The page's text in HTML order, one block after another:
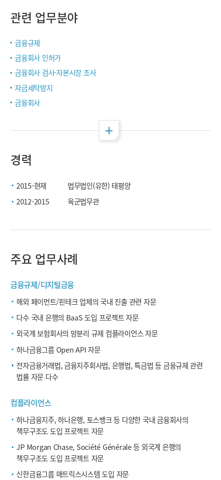
관련 업무분야
금융규제
금융회사 인허가
금융회사 검사·자본시장 조사
자금세탁방지
금융회사
경력
2015-현재
법무법인(유한) 태평양
2012-2015
육군법무관
주요 업무사례
금융규제/디지털금융
해외 페이먼트/핀테크 업체의 국내 진출 관련 자문
다수 국내 은행의 BaaS 도입 프로젝트 자문
외국계 보험회사의 망분리 규제 컴플라이언스 자문
하나금융그룹 Open API 자문
전자금융거래법, 금융지주회사법, 은행법, 특금법 등 금융규제 관련
법률 자문 다수
컴플라이언스
하나금융지주, 하나은행, 토스뱅크 등 다양한 국내 금융회사의
책무구조도 도입 프로젝트 자문
JP Morgan Chase, Société Générale 등 외국계 은행의
책무구조도 도입 프로젝트 자문
신한금융그룹 매트릭스시스템 도입 자문